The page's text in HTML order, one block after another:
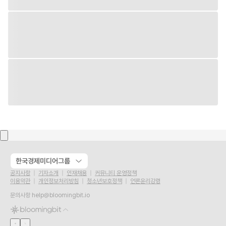
한국경제미디어그룹
공지사항 기자소개 인재채용
커뮤니티 운영정책
이용약관
개인정보처리방침 청소년보호정책
언론윤리강령
문의사항 help@bloomingbit.io